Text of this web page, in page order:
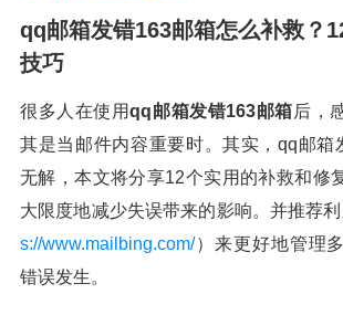
qq邮箱发错163邮箱怎么补救？
技巧
很多人在使用qq邮箱发错163邮箱后，
其是当邮件内容重要时。其实，qq邮箱
无解，本文将分享12个实用的补救和修
大限度地减少失误带来的影响。并推荐
s://www.mailbing.com/）来更好地管理
错误发生。